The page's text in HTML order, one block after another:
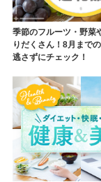
季節のフルーツ・野菜
りだくさん！8月まで
逃さずにチェック！